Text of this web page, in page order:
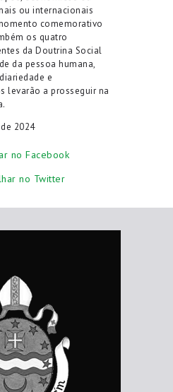
ou internacionais
comemorativo
os quatro
da Doutrina Social
da pessoa humana,
e
levarão a prosseguir na
2024
no Facebook
no Twitter